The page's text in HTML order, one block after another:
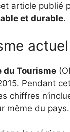
article
et durable.
du Tourisme
Pendant
chiffres
même du pays.